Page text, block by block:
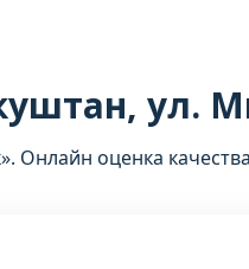
ул.
Онлайн оценка